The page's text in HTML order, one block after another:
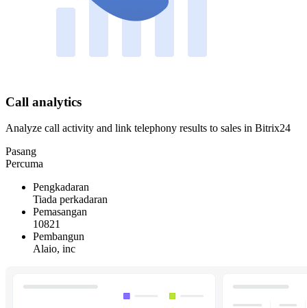
Call analytics
Analyze call activity and link telephony results to sales in Bitrix24
Pasang
Percuma
Pengkadaran
Tiada perkadaran
Pemasangan
10821
Pembangun
Alaio, inc